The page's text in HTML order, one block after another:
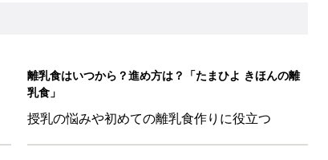
離乳食はいつから？進め方は？「たまひよ きほんの離
乳食」
授乳の悩みや初めての離乳食作りに役立つ